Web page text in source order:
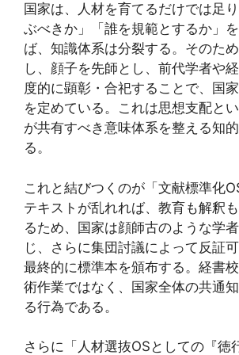
国家は、人材を育てるだけでは足
ぶべきか」「誰を規範とするか」
ば、知識体系は分裂する。そのた
し、顔子を先師とし、前代学者や
度的に顕彰・合祀することで、国
を定めている。これは思想支配と
が共有すべき意味体系を整える知
る。
これと結びつくのが「文献標準化
テキストが乱れれば、教育も解釈
るため、国家は顔師古のような学
じ、さらに集団討議によって反証可
最終的に標準本を頒布する。経書
術作業ではなく、国家全体の共通
る行為である。
さらに「人材選抜OSとしての『徳